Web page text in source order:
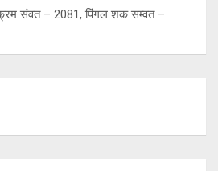
संवत – 2081, पिंगल शक सम्वत –